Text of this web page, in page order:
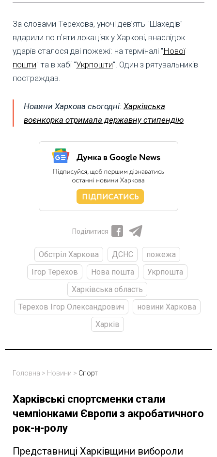
За словами Терехова, уночі девʼять "Шахедів"
вдарили по пʼяти локаціях у Харкові, внаслідок
ударів сталося дві пожежі: на терміналі "Нової
пошти" та в хабі "Укрпошти". Один з рятувальників
постраждав.
Новини Харкова сьогодні: Харківська
воєнкорка отримала державну стипендію
Поділитися
Обстріл Харкова ДСНС
пожежа
Ігор Терехов
Нова пошта
Укрпошта
Харківська область
Терехов Ігор Олександрович
новини Харкова
Харків
Головна > Новини > Спорт
Харківські спортсменки стали
чемпіонками Європи з акробатичного
рок-н-ролу
Представниці Харківщини вибороли